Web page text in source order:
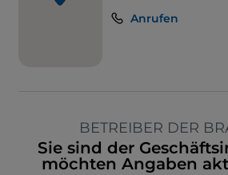
Anrufen
BETREIBER DER
Sie sind der
möchten Angaben